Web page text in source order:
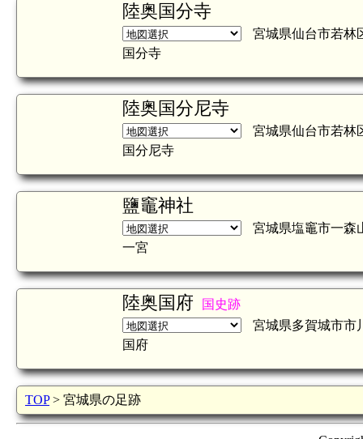
陸奥国分寺
宮城県仙台市若林
国分寺
陸奥国分尼寺
宮城県仙台市若林
国分尼寺
鹽竈神社
宮城県塩竈市一森
一宮
陸奥国府
国史跡
宮城県多賀城市市
国府
TOP> 宮城県の足跡